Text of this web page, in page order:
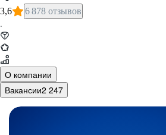
3,6 6 878 отзывов
·
О компании
Вакансии2 247